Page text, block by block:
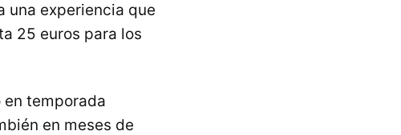
una experiencia que
25 euros para los
en temporada
en meses de